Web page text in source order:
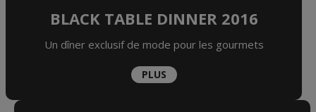
BLACK TABLE DINNER 2016
Un dîner exclusif de mode pour les gourmets
PLUS